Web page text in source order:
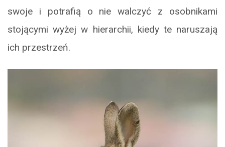
swoje i potrafią o nie walczyć z osobnikami
stojącymi wyżej w hierarchii, kiedy te naruszają
ich przestrzeń.